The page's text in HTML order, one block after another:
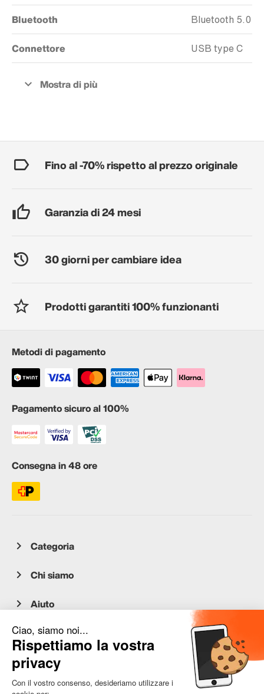
Bluetooth Bluetooth 5.0
Connettore USB type C
Fino al -70% rispetto al prezzo originale
Garanzia di 24 mesi
30 giorni per cambiare idea
Prodotti garantiti 100% funzionanti
Metodi di pagamento
Pagamento sicuro al 100%
Consegna in 48 ore
Categoria
Chi siamo
Aiuto
Servizio clienti
occasion.migros.mobile@recommerce.com
Lunedì-Venerdì 08:00-17:00